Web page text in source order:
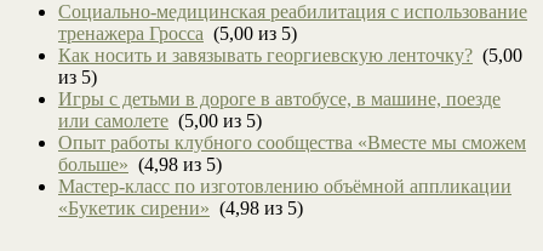
Социально-медицинская реабилитация с использование
тренажера Гросса (5,00 из 5)
Как носить и завязывать георгиевскую ленточку? (5,00
из 5)
Игры с детьми в дороге в автобусе, в машине, поезде
или самолете (5,00 из 5)
Опыт работы клубного сообщества «Вместе мы сможем
больше» (4,98 из 5)
Мастер-класс по изготовлению объёмной аппликации
«Букетик сирени» (4,98 из 5)